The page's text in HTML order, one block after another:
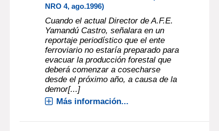
Más información...